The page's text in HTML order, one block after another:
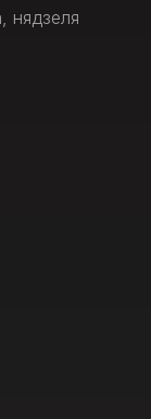
нядзеля